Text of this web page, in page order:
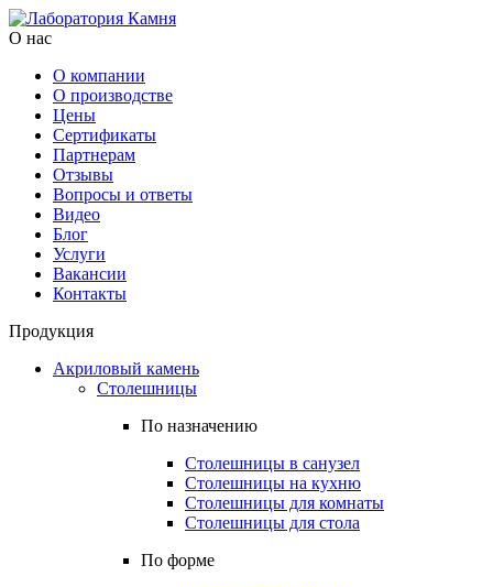
О нас
О компании
О производстве
Цены
Cертификаты
Партнерам
Отзывы
Вопросы и ответы
Видео
Блог
Услуги
Вакансии
Контакты
Продукция
Акриловый камень
Столешницы
По назначению
Столешницы в санузел
Столешницы на кухню
Столешницы для комнаты
Столешницы для стола
По форме